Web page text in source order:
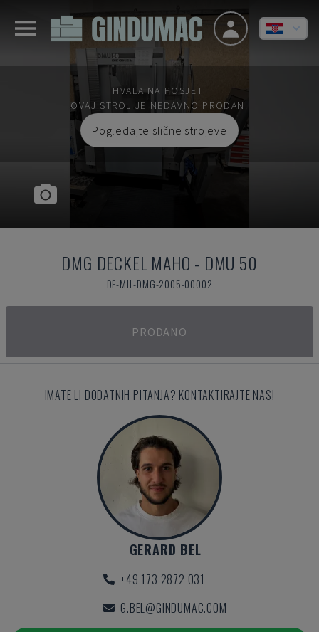
HVALA NA POSJETI
OVAJ STROJ JE NEDAVNO PRODAN.
Pogledajte slične strojeve
DMG DECKEL MAHO - DMU 50
DE-MIL-DMG-2005-00002
PRODANO
IMATE LI DODATNIH PITANJA? KONTAKTIRAJTE NAS!
GERARD BEL
+49 173 2872 031
G.BEL@GINDUMAC.COM